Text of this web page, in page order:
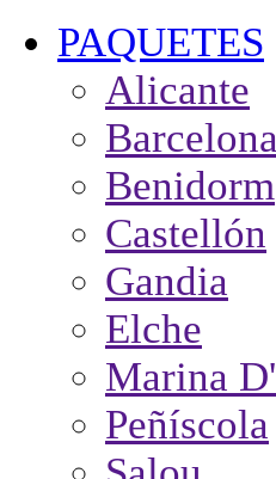
PAQUETES
Alicante
Barcelona
Benidorm
Castellón
Gandia
Elche
Marina
Peñíscola